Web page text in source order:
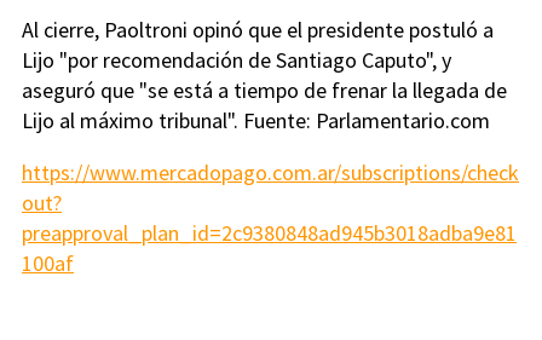
Al cierre, Paoltroni opinó que el presidente postuló a
Lijo "por recomendación de Santiago Caputo", y
aseguró que "se está a tiempo de frenar la llegada de
Lijo al máximo tribunal". Fuente: Parlamentario.com
https://www.mercadopago.com.ar/subscriptions/check
out?
preapproval_plan_id=2c9380848ad945b3018adba9e81
100af